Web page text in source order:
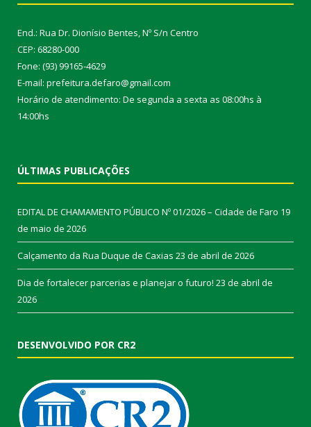
End.: Rua Dr. Dionísio Bentes, Nº S/n Centro
CEP: 68280-000
Fone: (93) 99165-4629
E-mail: prefeitura.defaro@gmail.com
Horário de atendimento: De segunda a sexta as 08:00hs à
14:00hs
ÚLTIMAS PUBLICAÇÕES
EDITAL DE CHAMAMENTO PÚBLICO Nº 01/2026 – Cidade de Faro 19
de maio de 2026
Calçamento da Rua Duque de Caxias 23 de abril de 2026
Dia de fortalecer parcerias e planejar o futuro! 23 de abril de
2026
DESENVOLVIDO POR CR2